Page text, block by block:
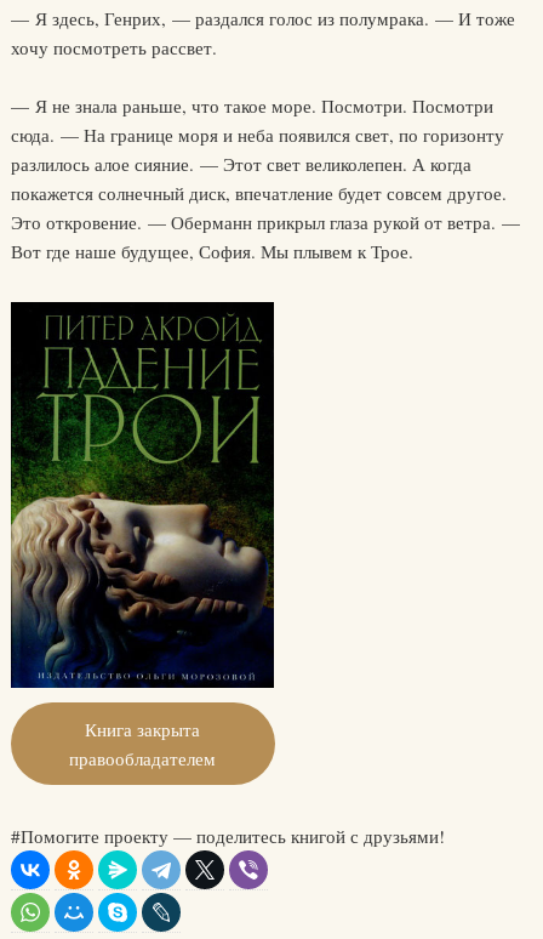
— Я здесь, Генрих, — раздался голос из полумрака. — И тоже
хочу посмотреть рассвет.
— Я не знала раньше, что такое море. Посмотри. Посмотри
сюда. — На границе моря и неба появился свет, по горизонту
разлилось алое сияние. — Этот свет великолепен. А когда
покажется солнечный диск, впечатление будет совсем другое.
Это откровение. — Оберманн прикрыл глаза рукой от ветра. —
Вот где наше будущее, София. Мы плывем к Трое.
Книга закрыта
правообладателем
#Помогите проекту — поделитесь книгой с друзьями!